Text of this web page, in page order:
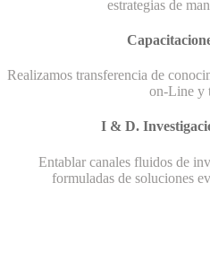
estrategias de
Realizamos transferencia de
on-Line y
I & D.
Entablar canales fluidos de
formuladas de soluciones